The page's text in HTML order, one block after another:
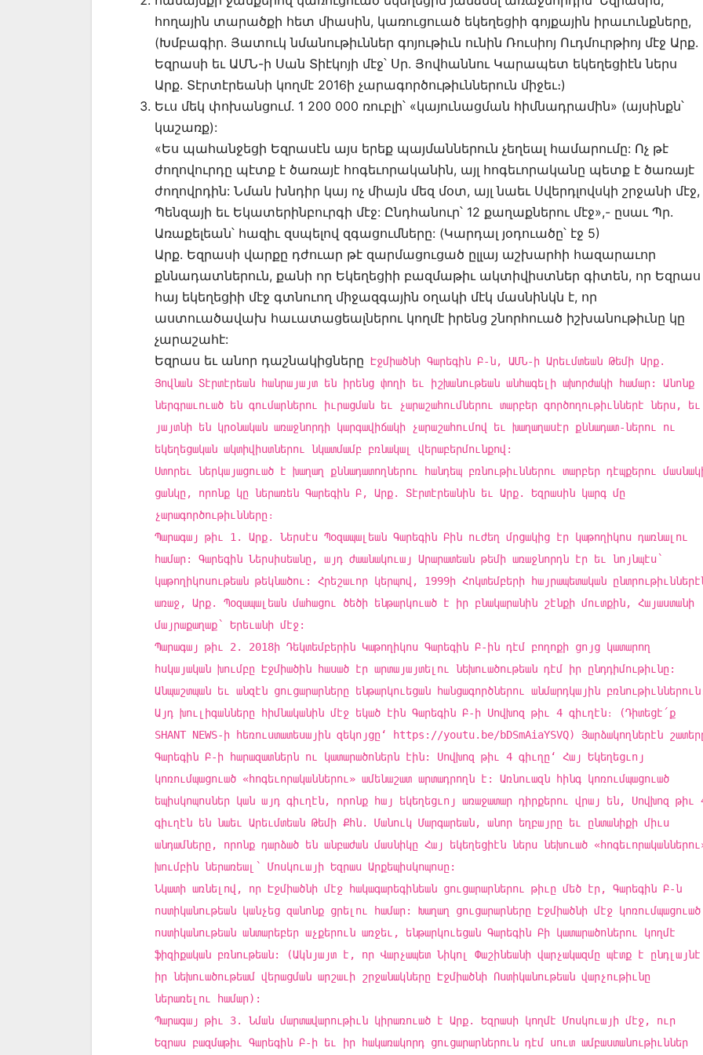
հողային տարածքի հետ միասին, կառուցուած եկեղեցիի գոյքային իրաւունքները,
(Խմբագիր. Յատուկ նմանութիւններ գոյութիւն ունին Ռուսիոյ Ուդմուրթիոյ մէջ Արք.
Եզրասի եւ ԱՄՆ-ի Սան Տիէկոյի մէջ՝ Սր. Յովհաննու Կարապետ եկեղեցիէն ներս
Արք. Տէրտէրեանի կողմէ 2016ի չարագործութիւններուն միջեւ։)
Եւս մեկ փոխանցում. 1 200 000 ռուբլի՝ «կայունացման հիմնադրամին» (այսինքն՝
կաշառք):
«Ես պահանջեցի Եզրասէն այս երեք պայմաններուն չեղեալ համարումը: Ոչ թէ
ժողովուրդը պէտք է ծառայէ հոգեւորականին, այլ հոգեւորականը պետք է ծառայէ
ժողովրդին: Նման խնդիր կայ ոչ միայն մեզ մօտ, այլ նաեւ Սվերդլովսկի շրջանի մէջ,
Պենզայի եւ Եկատերինբուրգի մէջ: Ընդհանուր՝ 12 քաղաքներու մէջ»,- ըսաւ Պր.
Առաքելեան՝ հազիւ զսպելով զգացումները: (Կարդալ յօդուածը՝ էջ 5)
Արք. Եզրասի վարքը դժուար թէ զարմացուցած ըլլայ աշխարհի հազարաւոր
քննադատներուն, քանի որ Եկեղեցիի բազմաթիւ ակտիվիստներ գիտեն, որ Եզրաս
հայ եկեղեցիի մէջ գտնուող միջազգային օղակի մէկ մասնինկն է, որ
աստուածավախ հաւատացեալներու կողմէ իրենց շնորհուած իշխանութիւնը կը
չարաշահէ:
Եզրաս եւ անոր դաշնակիցները Էջմիածնի Գարեգին Բ-ն, ԱՄՆ-ի Արեւմտեան Թեմի Արք.
Յովնան Տէրտէրեան հանրայայտ են իրենց փողի եւ իշխանութեան անհագելի ախորժակի համար: Անոնք
ներգրաւուած են գումարներու իւրացման եւ չարաշահումներու տարբեր գործողութիւններէ ներս, եւ
յայտնի են կրօնական առաջնորդի կարգավիճակի չարաշահումով եւ խաղաղասէր քննադատ-ներու ու
եկեղեցական ակտիվիստներու նկատմամբ բռնակալ վերաբերմունքով:
Ստորեւ ներկայացուած է խաղաղ քննադատողներու հանդեպ բռնութիւններու տարբեր դէպքերու
ցանկը, որոնք կը ներառեն Գարեգին Բ, Արք. Տէրտէրեանին եւ Արք. Եզրասին կարգ մը
չարագործութիւնները։
Պարագայ թիւ 1. Արք. Ներսէս Պօզապալեան Գարեգին Բին ուժեղ մրցակից էր կաթողիկոս դառնալու
համար: Գարեգին Ներսիսեանը, այդ ժաանակուայ Արարատեան թեմի առաջնորդն էր եւ նոյնպէս՝
կաթողիկոսութեան թեկնածու: Հրեշաւոր կերպով, 1999ի Հոկտեմբերի հայրապետական
առաջ, Արք. Պօզապալեան մահացու ծեծի ենթարկուած է իր բնակարանին շէնքի մուտքին, Հայաստանի
մայրաքաղաք՝ Երեւանի մէջ:
Պարագայ թիւ 2. 2018ի Դեկտեմբերին Կաթողիկոս Գարեգին Բ-ին դէմ բողոքի ցոյց կատարող
հսկայական խումբը Էջմիածին հասած էր արտայայտելու նեխուածութեան դէմ իր ընդդիմութիւնը:
Անպաշտպան եւ անզէն ցուցարարները ենթարկուեցան հանցագործներու անմարդկային
Այդ խուլիգանները հիմնականին մէջ եկած էին Գարեգին Բ-ի Սովխոզ թիւ 4 գիւղէն։ (Դիտեցէ՛ք
SHANT NEWS-ի հեռուստատեսային զեկոյցը‘ https://youtu.be/bDSmAiaYSVQ) Յարձակողներէն
Գարեգին Բ-ի հարազատներն ու կատարածոներն էին: Սովխոզ թիւ 4 գիւղը‘ Հայ Եկեղեցւոյ
կոռումպացուած «հոգեւորականներու» ամենաշատ արտադրողն է: Առնուազն հինգ կոռումպացուած
եպիսկոպոսներ կան այդ գիւղէն, որոնք հայ եկեղեցւոյ առաջատար դիրքերու վրայ են, Սովխոզ թիւ
գիւղէն են նաեւ Արեւմտեան Թեմի Քհն. Մանուկ Մարգարեան, անոր եղբայրը եւ ընտանիքի միւս
անդամները, որոնք դարձած են անբաժան մասնիկը Հայ եկեղեցիէն ներս նեխուած
խումբին ներառեալ՝ Մոսկուայի Եզրաս Արքեպիսկոպոսը:
Նկատի առնելով, որ Էջմիածնի մէջ հակագարեգինեան ցուցարարներու թիւը մեծ էր, Գարեգին Բ-ն
ոստիկանութեան կանչեց զանոնք ցրելու համար: Խաղաղ ցուցարարները Էջմիածնի մէջ կոռումպացուած
ոստիկանութեան անտարեբեր աչքերուն առջեւ, ենթարկուեցան Գարեգին Բի կատարածոներու կողմէ
ֆիզիքական բռնութեան: (Ակնյայտ է, որ Վարչապետ Նիկոլ Փաշինեանի վարչակազմը պէտք է ընդլայնէ
իր նեխուածութեամ վերացման արշաւի շրջանակները Էջմիածնի Ոստիկանութեան վարչութիւնը
ներառելու համար):
Պարագայ թիւ 3. Նման մարտավարութիւն կիրառուած է Արք. Եզրասի կողմէ Մոսկուայի մէջ, ուր
Եզրաս բազմաթիւ Գարեգին Բ-ի եւ իր հակառակորդ ցուցարարներուն դէմ սուտ ամբաստանութիւններ